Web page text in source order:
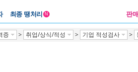
최종 땡처리 N 판
증 > 취업/상식/적성 > 기업 적성검사 >